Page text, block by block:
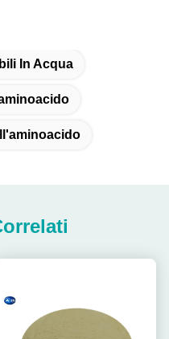
In Acqua